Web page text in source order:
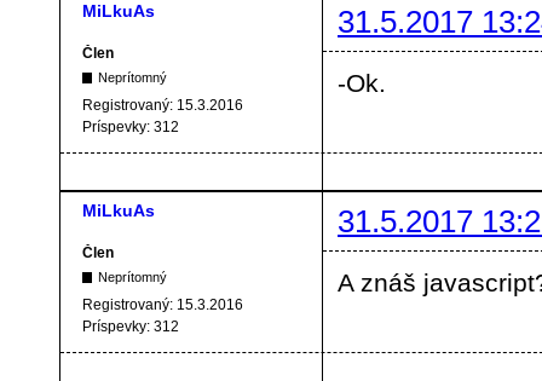
MiLkuAs 31.5.2017
Člen
Neprítomný
Registrovaný: 15.3.2016
Príspevky: 312
-Ok.
MiLkuAs 31.5.2017
Člen
Neprítomný
Registrovaný: 15.3.2016
Príspevky: 312
A znáš